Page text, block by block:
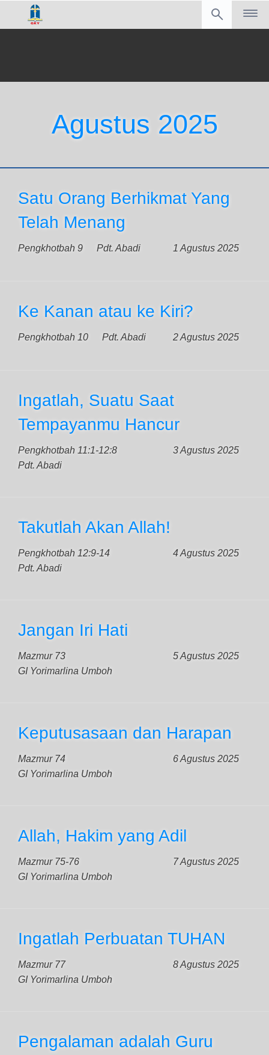
Agustus 2025
Satu Orang Berhikmat Yang
Telah Menang
Pengkhotbah 9 1 Agustus 2025
Pdt. Abadi
Ke Kanan atau ke Kiri?
Pengkhotbah 10 2 Agustus 2025
Pdt. Abadi
Ingatlah, Suatu Saat
Tempayanmu Hancur
Pengkhotbah 11:1-12:8
3 Agustus 2025
Pdt. Abadi
Takutlah Akan Allah!
Pengkhotbah 12:9-14
4 Agustus 2025
Pdt. Abadi
Jangan Iri Hati
Mazmur 73
5 Agustus 2025
GI Yorimarlina Umboh
Keputusasaan dan Harapan
Mazmur 74
6 Agustus 2025
GI Yorimarlina Umboh
Allah, Hakim yang Adil
Mazmur 75-76
7 Agustus 2025
GI Yorimarlina Umboh
Ingatlah Perbuatan TUHAN
Mazmur 77
8 Agustus 2025
GI Yorimarlina Umboh
Pengalaman adalah Guru